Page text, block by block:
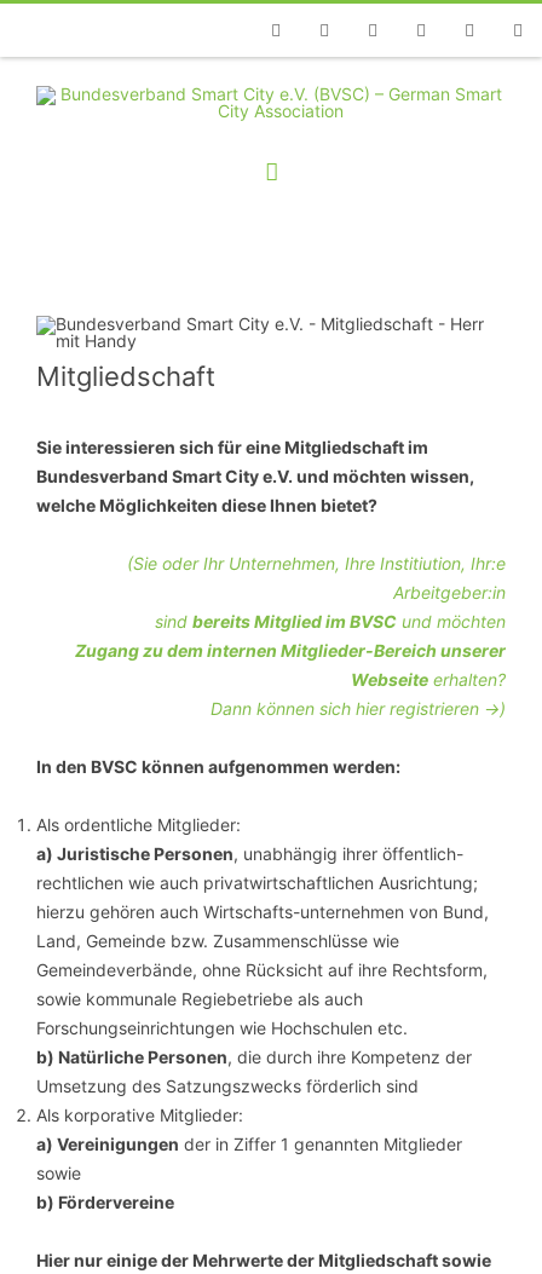
TelefonFacebookTwitterYoutubeInstagramLinkedin
Mitgliedschaft
Sie interessieren sich für eine Mitgliedschaft im
Bundesverband Smart City e.V. und möchten wissen,
welche Möglichkeiten diese Ihnen bietet?
(Sie oder Ihr Unternehmen, Ihre Institiution, Ihr:e
Arbeitgeber:in
sind bereits Mitglied im BVSC und möchten
Zugang zu dem internen Mitglieder-Bereich unserer
Webseite erhalten?
Dann können sich hier registrieren ->)
In den BVSC können aufgenommen werden:
Als ordentliche Mitglieder:
a) Juristische Personen, unabhängig ihrer öffentlich-
rechtlichen wie auch privatwirtschaftlichen Ausrichtung;
hierzu gehören auch Wirtschafts-unternehmen von Bund,
Land, Gemeinde bzw. Zusammenschlüsse wie
Gemeindeverbände, ohne Rücksicht auf ihre Rechtsform,
sowie kommunale Regiebetriebe als auch
Forschungseinrichtungen wie Hochschulen etc.
b) Natürliche Personen, die durch ihre Kompetenz der
Umsetzung des Satzungszwecks förderlich sind
Als korporative Mitglieder:
a) Vereinigungen der in Ziffer 1 genannten Mitglieder
sowie
b) Fördervereine
Hier nur einige der Mehrwerte der Mitgliedschaft sowie